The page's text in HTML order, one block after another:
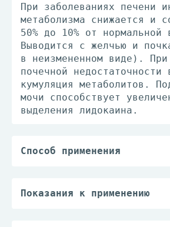
При заболеваниях печени
метаболизма снижается и
50% до 10% от нормальной
Выводится с желчью и
в неизмененном виде). При
почечной недостаточности
кумуляция метаболитов.
мочи способствует
выделения лидокаина.
Способ применения
варьировать в
Показания к применению